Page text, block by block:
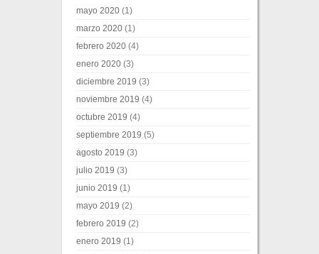
mayo 2020 (1)
marzo 2020 (1)
febrero 2020 (4)
enero 2020 (3)
diciembre 2019 (3)
noviembre 2019 (4)
octubre 2019 (4)
septiembre 2019 (5)
agosto 2019 (3)
julio 2019 (3)
junio 2019 (1)
mayo 2019 (2)
febrero 2019 (2)
enero 2019 (1)